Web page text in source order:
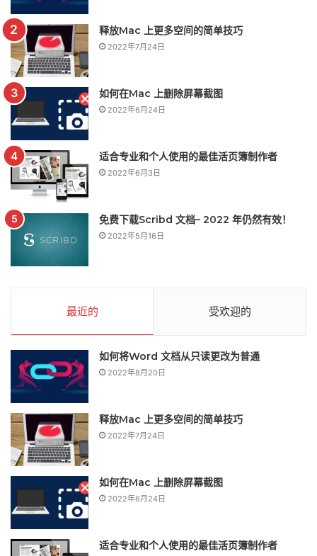
释放Mac 上更多空间的简单技巧
2022年7月24日
如何在Mac 上删除屏幕截图
2022年6月24日
适合专业和个人使用的最佳活页簿制作者
2022年6月3日
免费下载Scribd 文档– 2022 年仍然有效！
2022年5月16日
最近的 受欢迎的
如何将Word 文档从只读更改为普通
2022年8月20日
释放Mac 上更多空间的简单技巧
2022年7月24日
如何在Mac 上删除屏幕截图
2022年6月24日
适合专业和个人使用的最佳活页簿制作者